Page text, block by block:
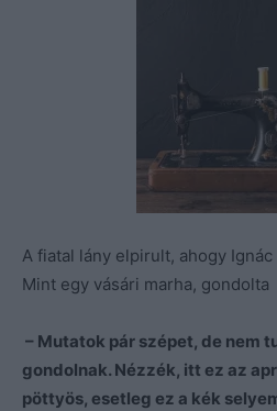
A fiatal lány elpirult, ahogy
Mint egy vásári marha,
– Mutatok pár szépet, de nem
gondolnak. Nézzék, itt ez az
pöttyös, esetleg ez a kék